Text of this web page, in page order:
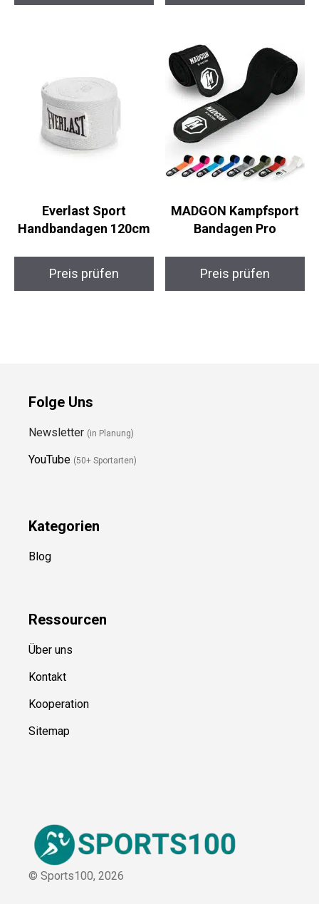
Everlast Sport
Handbandagen 120cm
Preis prüfen
MADGON Kampfsport
Bandagen Pro
Preis prüfen
Folge Uns
Newsletter (in Planung)
YouTube (50+ Sportarten)
Kategorien
Blog
Ressourcen
Über uns
Kontakt
Kooperation
Sitemap
© Sports100, 2026